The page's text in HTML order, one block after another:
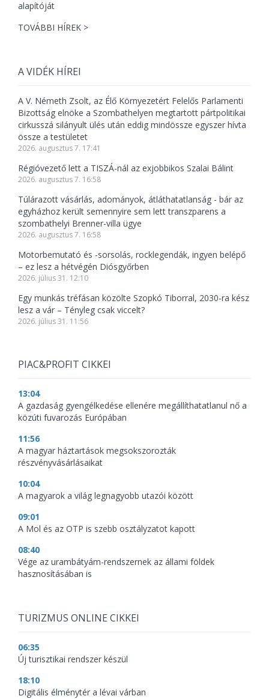
TOVÁBBI HÍREK >
A VIDÉK HÍREI
A V. Németh Zsolt, az Élő Környezetért Felelős Parlamenti
Bizottság elnöke a Szombathelyen megtartott pártpolitikai
cirkusszá silányult ülés után eddig mindössze egyszer hívta
össze a testületet
2026. augusztus 7. 17:41
Régióvezető lett a TISZÁ-nál az exjobbikos Szalai Bálint
2026. augusztus 7. 16:58
Túlárazott vásárlás, adományok, átláthatatlanság - bár az
egyházhoz került semennyire sem lett transzparens a
szombathelyi Brenner-villa ügye
2026. augusztus 7. 16:58
Motorbemutató és -sorsolás, rocklegendák, ingyen belépő
– ez lesz a hétvégén Diósgyőrben
2026. július 31. 12:10
Egy munkás tréfásan közölte Szopkó Tiborral, 2030-ra kész
lesz a vár – Tényleg csak viccelt?
2026. július 31. 11:56
PIAC&PROFIT CIKKEI
13:04
A gazdaság gyengélkedése ellenére megállíthatatlanul nő a
közúti fuvarozás Európában
11:56
A magyar háztartások megsokszorozták
részvényvásárlásaikat
10:04
A magyarok a világ legnagyobb utazói között
09:01
A Mol és az OTP is szebb osztályzatot kapott
08:40
Vége az urambátyám-rendszernek az állami földek
hasznosításában is
TURIZMUS ONLINE CIKKEI
06:35
Új turisztikai rendszer készül
18:10
Digitális élménytér a lévai várban